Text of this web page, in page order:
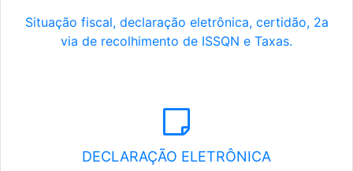
Situação fiscal, declaração eletrônica, certidão, 2a
via de recolhimento de ISSQN e Taxas.
DECLARAÇÃO ELETRÔNICA